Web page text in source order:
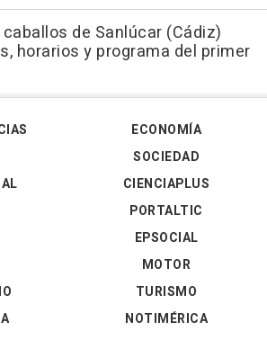
de Sanlúcar (Cádiz)
horarios y programa del primer
ECONOMÍA
SOCIEDAD
CIENCIAPLUS
PORTALTIC
EPSOCIAL
MOTOR
TURISMO
NOTIMÉRICA